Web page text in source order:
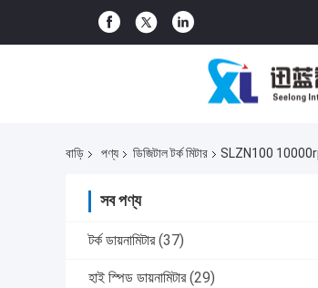
বাড়ি পণ্য ডিজিটাল টর্ক মিটার SLZN100 10000rpm
সব পণ্য
টর্ক ডায়নামিটার (37)
হাই স্পিড ডায়নামিটার (29)